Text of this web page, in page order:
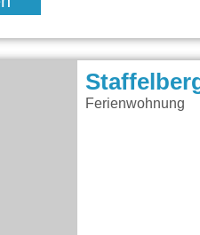
Ferienwohnung